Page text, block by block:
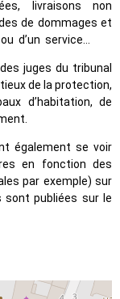
livraisons non
de dommages et
d’un service…
juges du tribunal
de la protection,
d’habitation, de
également se voir
en fonction des
par exemple) sur
sont publiées sur le